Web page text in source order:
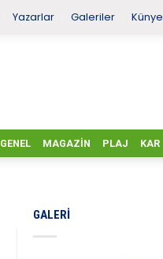
Yazarlar Galeriler Künye
GENEL MAGAZIN PLAJ KAR
GALERI